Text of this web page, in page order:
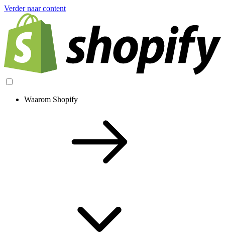
Verder naar content
Waarom Shopify